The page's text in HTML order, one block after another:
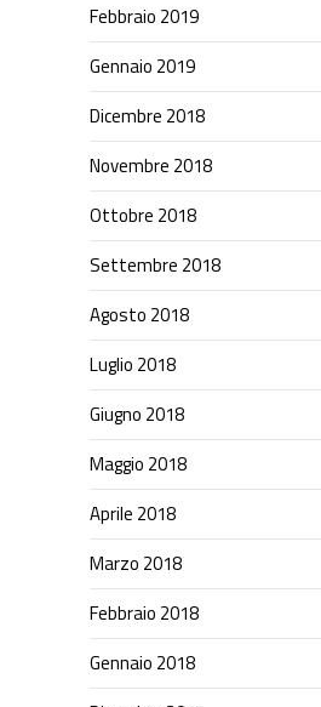
Febbraio 2019
Gennaio 2019
Dicembre 2018
Novembre 2018
Ottobre 2018
Settembre 2018
Agosto 2018
Luglio 2018
Giugno 2018
Maggio 2018
Aprile 2018
Marzo 2018
Febbraio 2018
Gennaio 2018